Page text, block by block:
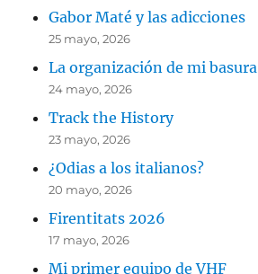
Gabor Maté y las adicciones
25 mayo, 2026
La organización de mi basura
24 mayo, 2026
Track the History
23 mayo, 2026
¿Odias a los italianos?
20 mayo, 2026
Firentitats 2026
17 mayo, 2026
Mi primer equipo de VHF